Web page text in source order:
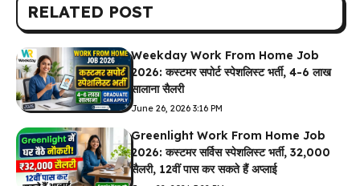
RELATED POST
Weekday Work From Home Job
2026: कस्टमर सपोर्ट स्पेशलिस्ट भर्ती, 4-6 लाख
सालाना सैलरी
June 26, 2026 3:16 PM
Greenlight Work From Home Job
2026: कस्टमर सर्विस स्पेशलिस्ट भर्ती, ₹32,000
सैलरी, 12वीं पास कर सकते हैं अप्लाई